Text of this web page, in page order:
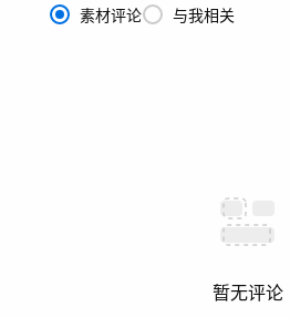
素材评论 与我相关
暂无评论